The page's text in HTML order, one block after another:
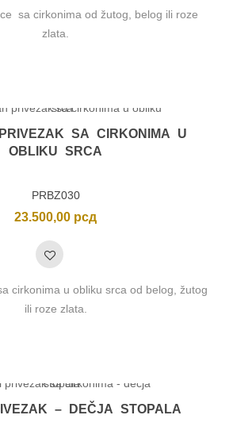
sa cirkonima od žutog, belog ili roze
zlata.
SA CIRKONIMA U
OBLIKU SRCA
PRBZ030
23.500,00 рсд
cirkonima u obliku srca od belog, žutog
ili roze zlata.
– DEČJA STOPALA